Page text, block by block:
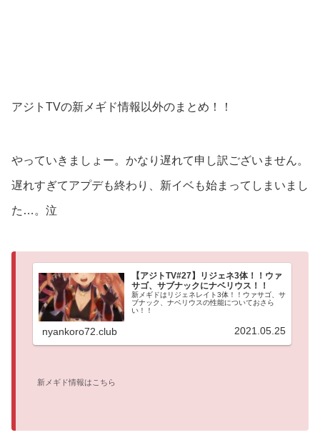
アジトTVの新メギド情報以外のまとめ！！
やっていきましょー。かなり遅れて申し訳ございません。
遅れすぎてアプデも終わり、新イベも始まってしまいまし
た…。泣
【アジトTV#27】リジェネ3体！！ウァ
サゴ、サブナックにナベリウス！！
新メギドはリジェネレイト3体！！ウァサゴ、サ
ブナック、ナベリウスの性能についておさら
い！！
nyankoro72.club 2021.05.25
新メギド情報はこちら